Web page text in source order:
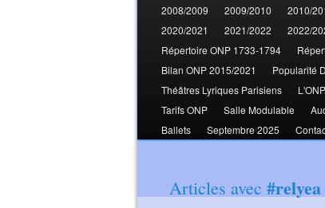
2008/2009
2009/2010 2010/
2020/2021
2021/2022 2022/
Répertoire ONP 1733-1794
Bilan ONP 2015/2021
Popularité
Théâtres Lyriques Parisiens
Tarifs ONP
Salle Modulable
Ballets
Septembre 2025
Articles avec #relyea